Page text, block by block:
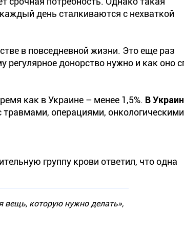
день сталкиваются с нехваткой
в повседневной жизни. Это еще раз
регулярное донорство нужно и как оно
как в Украине – менее 1,5%. В
травмами, операциями, онкологическими
группу крови ответил, что одна
вещь, которую нужно делать»,